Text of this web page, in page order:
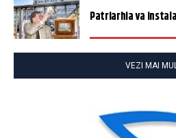
Patriarhia va
VEZI MAI